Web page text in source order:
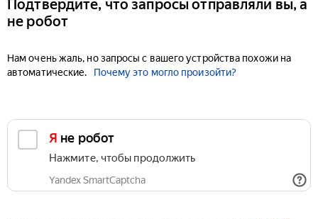
Подтвердите, что запросы отправляли вы, а
не робот
Нам очень жаль, но запросы с вашего устройства похожи на
автоматические.
Почему это могло произойти?
Я не робот
Нажмите, чтобы продолжить
Yandex SmartCaptcha